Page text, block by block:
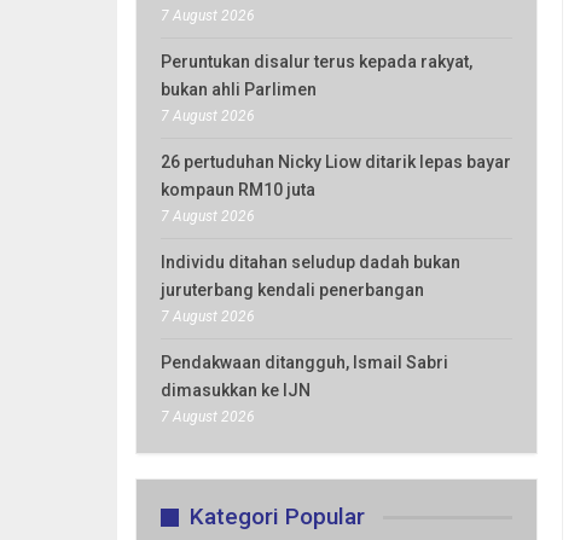
7 August 2026
Peruntukan disalur terus kepada rakyat,
bukan ahli Parlimen
7 August 2026
26 pertuduhan Nicky Liow ditarik lepas bayar
kompaun RM10 juta
7 August 2026
Individu ditahan seludup dadah bukan
juruterbang kendali penerbangan
7 August 2026
Pendakwaan ditangguh, Ismail Sabri
dimasukkan ke IJN
7 August 2026
Kategori Popular